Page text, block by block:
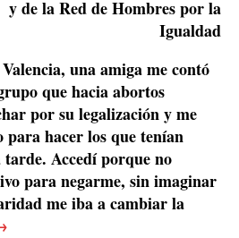
de la Red de Hombres por la
Igualdad
una amiga me contó
que hacia abortos
por su legalización y me
para hacer los que tenían
tarde. Accedí porque no
para negarme, sin imaginar
me iba a cambiar la